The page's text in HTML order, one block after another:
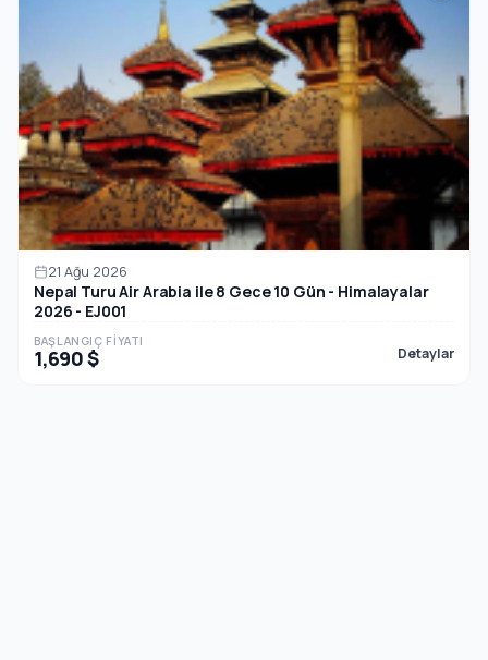
21 Ağu 2026
Nepal Turu Air Arabia ile 8 Gece 10 Gün - Himalayalar
2026 - EJ001
BAŞLANGIÇ FIYATI
1,690 $ Detaylar